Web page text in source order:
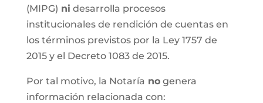
(MIPG) ni desarrolla procesos
institucionales de rendición de cuentas en
los términos previstos por la Ley 1757 de
2015 y el Decreto 1083 de 2015.
Por tal motivo, la Notaría no genera
información relacionada con: